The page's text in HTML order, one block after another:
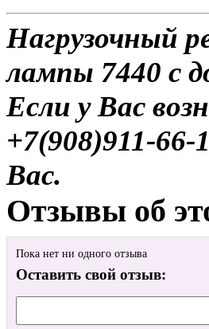
Нагрузочный
лампы 7440 с
Если у Вас
+7(908)911-
Вас.
Отзывы об
Пока нет ни одного отзыва
Оставить свой отзыв: